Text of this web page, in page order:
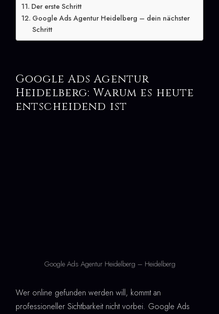
Der erste Schritt
Google Ads Agentur Heidelberg – dein nächster
Schritt
Google Ads Agentur
Heidelberg: Warum es heute
entscheidend ist
Google Ads Agentur Heidelberg – Heidelberg
Wer online gefunden werden will, kommt an
professioneller Sichtbarkeit nicht vorbei. Google Ads